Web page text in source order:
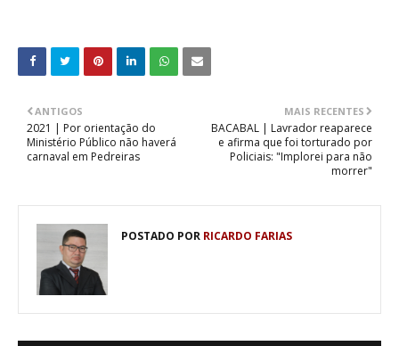
MAIS RECENTES
BACABAL | Lavrador reaparece
e afirma que foi torturado por
Policiais: "Implorei para não
morrer"
ANTIGOS
2021 | Por orientação do
Ministério Público não haverá
carnaval em Pedreiras
POSTADO POR RICARDO FARIAS